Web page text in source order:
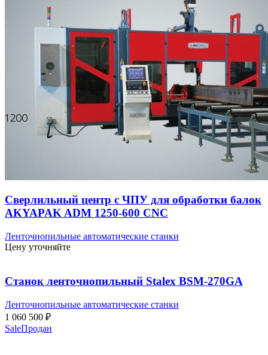
Сверлильный центр с ЧПУ для обработки балок
AKYAPAK ADM 1250-600 CNC
Ленточнопильные автоматические станки
Цену уточняйте
Станок ленточнопильный Stalex BSМ-270GA
Ленточнопильные автоматические станки
1 060 500 ₽
SaleПродан